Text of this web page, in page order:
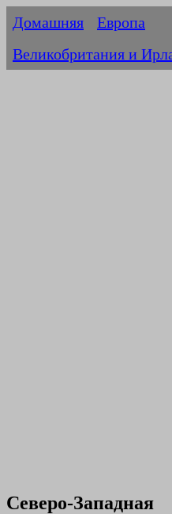
Домашняя
Европа
Великобритания и
Северо-